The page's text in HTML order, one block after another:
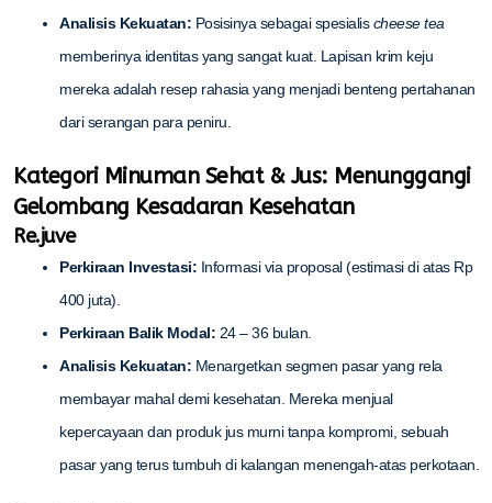
Analisis Kekuatan: Posisinya sebagai spesialischeese tea
memberinya identitas yang sangat kuat. Lapisan krim keju
mereka adalah resep rahasia yang menjadi benteng pertahanan
dari serangan para peniru.
Kategori Minuman Sehat & Jus: Menunggangi
Gelombang Kesadaran Kesehatan
Re.juve
Perkiraan Investasi: Informasi via proposal (estimasi di atas Rp
400 juta).
Perkiraan Balik Modal: 24 – 36 bulan.
Analisis Kekuatan: Menargetkan segmen pasar yang rela
membayar mahal demi kesehatan. Mereka menjual
kepercayaan dan produk jus murni tanpa kompromi, sebuah
pasar yang terus tumbuh di kalangan menengah-atas perkotaan.